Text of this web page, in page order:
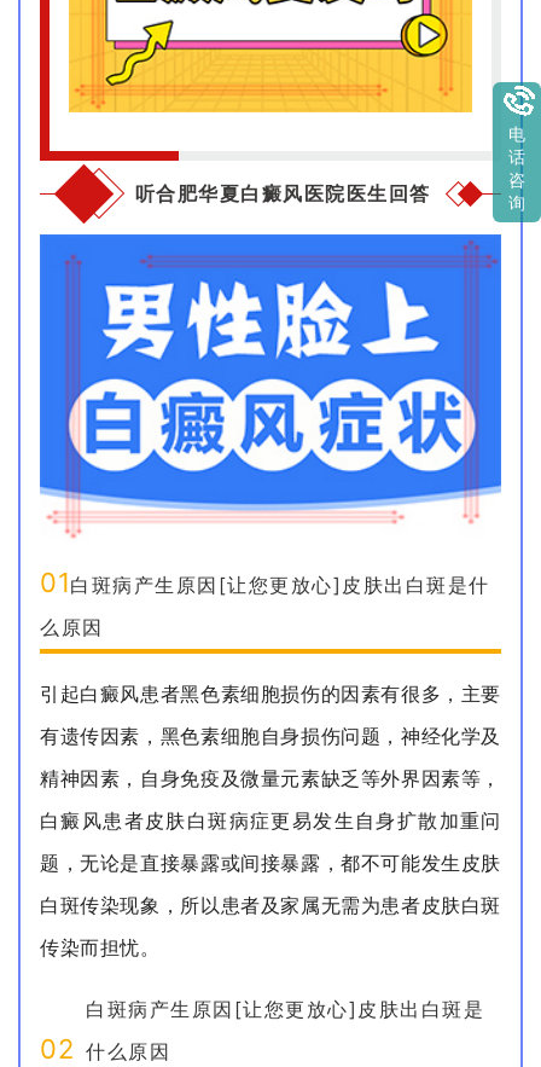
听合肥华夏白癜风医院医生回答
01白斑病产生原因[让您更放心]皮肤出白斑是什
么原因
引起白癜风患者黑色素细胞损伤的因素有很多，主要
有遗传因素，黑色素细胞自身损伤问题，神经化学及
精神因素，自身免疫及微量元素缺乏等外界因素等，
白癜风患者皮肤白斑病症更易发生自身扩散加重问
题，无论是直接暴露或间接暴露，都不可能发生皮肤
白斑传染现象，所以患者及家属无需为患者皮肤白斑
传染而担忧。
02
白斑病产生原因[让您更放心]皮肤出白斑是
什么原因
电
话
咨
询